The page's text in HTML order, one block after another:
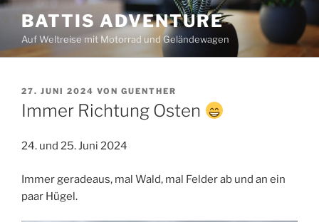
Zum
Inhalt
springen
BATTIS ADVENTURE
Auf Weltreise mit Motorrad und Geländewagen
VERÖFFENTLICHT
AM
27. JUNI 2024 VON GUENTHER
Immer Richtung Osten
24. und 25. Juni 2024
Immer geradeaus, mal Wald, mal Felder ab und an ein
paar Hügel.